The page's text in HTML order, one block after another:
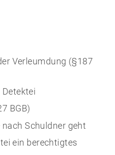
Verleumdung (§187
BGB)
Schuldner geht
ein berechtigtes